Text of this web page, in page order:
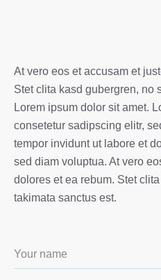
At vero eos et accusam et
Stet clita kasd gubergren, no
Lorem ipsum dolor sit amet.
consetetur sadipscing elitr,
tempor invidunt ut labore et
sed diam voluptua. At vero
dolores et ea rebum. Stet
takimata sanctus est.